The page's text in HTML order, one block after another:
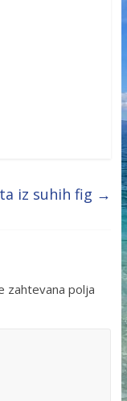
iz suhih fig →
zahtevana polja